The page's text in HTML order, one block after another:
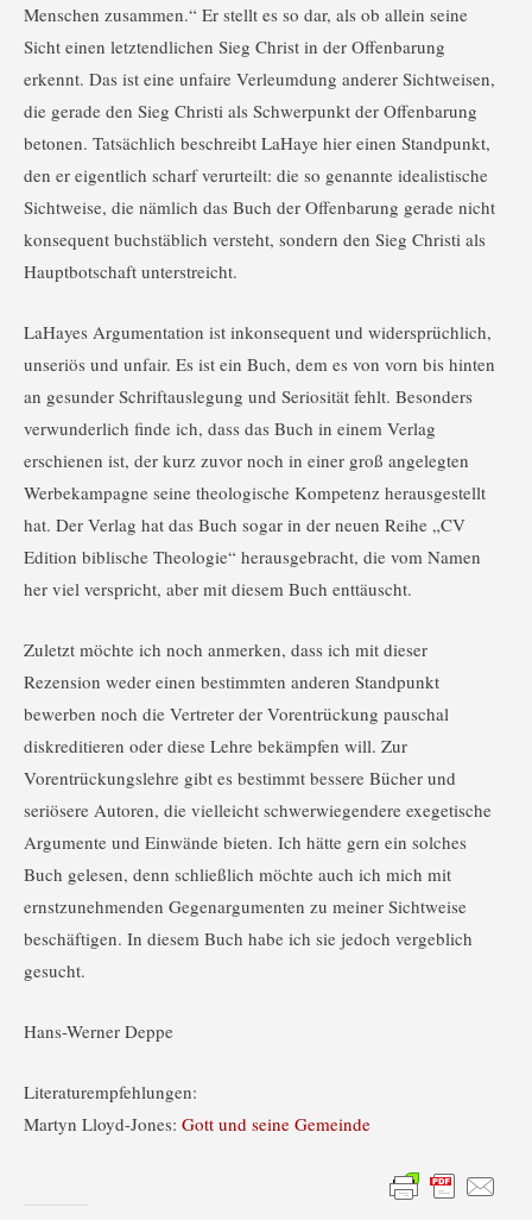
Menschen zusammen.“ Er stellt es so dar, als ob allein seine
Sicht einen letztendlichen Sieg Christ in der Offenbarung
erkennt. Das ist eine unfaire Verleumdung anderer Sichtweisen,
die gerade den Sieg Christi als Schwerpunkt der Offenbarung
betonen. Tatsächlich beschreibt LaHaye hier einen Standpunkt,
den er eigentlich scharf verurteilt: die so genannte idealistische
Sichtweise, die nämlich das Buch der Offenbarung gerade nicht
konsequent buchstäblich versteht, sondern den Sieg Christi als
Hauptbotschaft unterstreicht.
LaHayes Argumentation ist inkonsequent und widersprüchlich,
unseriös und unfair. Es ist ein Buch, dem es von vorn bis hinten
an gesunder Schriftauslegung und Seriosität fehlt. Besonders
verwunderlich finde ich, dass das Buch in einem Verlag
erschienen ist, der kurz zuvor noch in einer groß angelegten
Werbekampagne seine theologische Kompetenz herausgestellt
hat. Der Verlag hat das Buch sogar in der neuen Reihe „CV
Edition biblische Theologie“ herausgebracht, die vom Namen
her viel verspricht, aber mit diesem Buch enttäuscht.
Zuletzt möchte ich noch anmerken, dass ich mit dieser
Rezension weder einen bestimmten anderen Standpunkt
bewerben noch die Vertreter der Vorentrückung pauschal
diskreditieren oder diese Lehre bekämpfen will. Zur
Vorentrückungslehre gibt es bestimmt bessere Bücher und
seriösere Autoren, die vielleicht schwerwiegendere exegetische
Argumente und Einwände bieten. Ich hätte gern ein solches
Buch gelesen, denn schließlich möchte auch ich mich mit
ernstzunehmenden Gegenargumenten zu meiner Sichtweise
beschäftigen. In diesem Buch habe ich sie jedoch vergeblich
gesucht.
Hans-Werner Deppe
Literaturempfehlungen:
Martyn Lloyd-Jones: Gott und seine Gemeinde